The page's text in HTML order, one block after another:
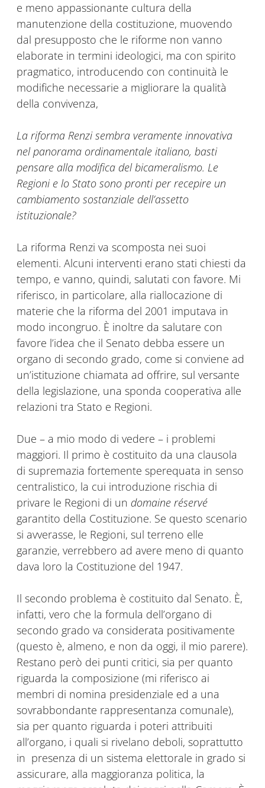
e meno appassionante cultura della
manutenzione della costituzione, muovendo
dal presupposto che le riforme non vanno
elaborate in termini ideologici, ma con spirito
pragmatico, introducendo con continuità le
modifiche necessarie a migliorare la qualità
della convivenza,
La riforma Renzi sembra veramente innovativa
nel panorama ordinamentale italiano, basti
pensare alla modifica del bicameralismo. Le
Regioni e lo Stato sono pronti per recepire un
cambiamento sostanziale dell’assetto
istituzionale?
La riforma Renzi va scomposta nei suoi
elementi. Alcuni interventi erano stati chiesti da
tempo, e vanno, quindi, salutati con favore. Mi
riferisco, in particolare, alla riallocazione di
materie che la riforma del 2001 imputava in
modo incongruo. È inoltre da salutare con
favore l’idea che il Senato debba essere un
organo di secondo grado, come si conviene ad
un’istituzione chiamata ad offrire, sul versante
della legislazione, una sponda cooperativa alle
relazioni tra Stato e Regioni.
Due – a mio modo di vedere – i problemi
maggiori. Il primo è costituito da una clausola
di supremazia fortemente sperequata in senso
centralistico, la cui introduzione rischia di
privare le Regioni di un domaine réservé
garantito della Costituzione. Se questo scenario
si avverasse, le Regioni, sul terreno elle
garanzie, verrebbero ad avere meno di quanto
dava loro la Costituzione del 1947.
Il secondo problema è costituito dal Senato. È,
infatti, vero che la formula dell’organo di
secondo grado va considerata positivamente
(questo è, almeno, e non da oggi, il mio parere).
Restano però dei punti critici, sia per quanto
riguarda la composizione (mi riferisco ai
membri di nomina presidenziale ed a una
sovrabbondante rappresentanza comunale),
sia per quanto riguarda i poteri attribuiti
all’organo, i quali si rivelano deboli, soprattutto
in presenza di un sistema elettorale in grado si
assicurare, alla maggioranza politica, la